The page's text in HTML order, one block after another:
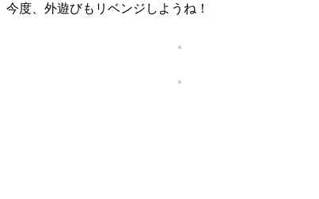
今度、外遊びもリベンジしようね！